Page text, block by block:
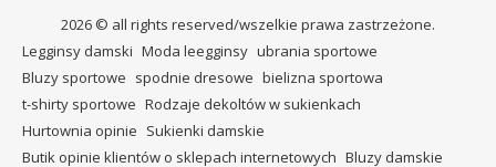
2026 © all rights reserved/wszelkie prawa zastrzeżone.
Legginsy damski Moda leegginsy ubrania sportowe
Bluzy sportowe spodnie dresowe bielizna sportowa
t-shirty sportowe Rodzaje dekoltów w sukienkach
Hurtownia opinie Sukienki damskie
Butik opinie klientów o sklepach internetowych Bluzy damskie